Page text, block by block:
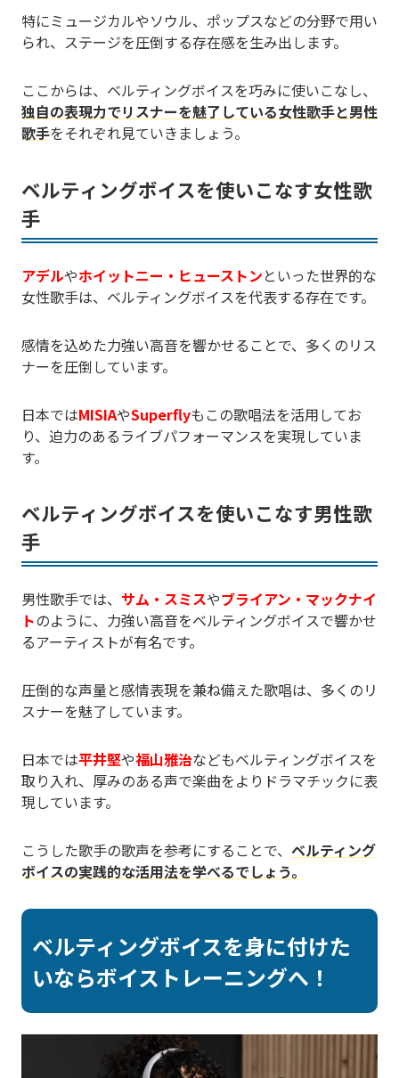
特にミュージカルやソウル、ポップスなどの分野で用い
られ、ステージを圧倒する存在感を生み出します。
ここからは、ベルティングボイスを巧みに使いこなし、
独自の表現力でリスナーを魅了している女性歌手と男性
歌手をそれぞれ見ていきましょう。
ベルティングボイスを使いこなす女性歌
手
アデルやホイットニー・ヒューストンといった世界的な
女性歌手は、ベルティングボイスを代表する存在です。
感情を込めた力強い高音を響かせることで、多くのリス
ナーを圧倒しています。
日本ではMISIAやSuperflyもこの歌唱法を活用してお
り、迫力のあるライブパフォーマンスを実現していま
す。
ベルティングボイスを使いこなす男性歌
手
男性歌手では、 サム・スミスやブライアン・マックナイ
トのように、力強い高音をベルティングボイスで響かせ
るアーティストが有名です。
圧倒的な声量と感情表現を兼ね備えた歌唱は、多くのリ
スナーを魅了しています。
日本では平井堅や福山雅治などもベルティングボイスを
取り入れ、厚みのある声で楽曲をよりドラマチックに表
現しています。
こうした歌手の歌声を参考にすることで、 ベルティング
ボイスの実践的な活用法を学べるでしょう。
ベルティングボイスを身に付けた
いならボイストレーニングへ！